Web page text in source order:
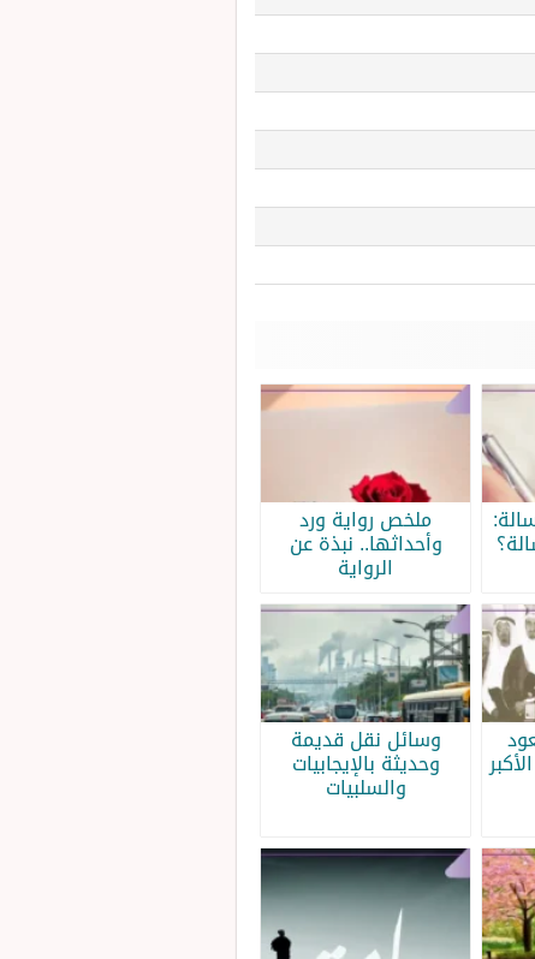
ملخص رواية ورد
وأحداثها.. نبذة عن
الرواية
وسائل نقل قديمة
وحديثة بالإيجابيات
والسلبيات